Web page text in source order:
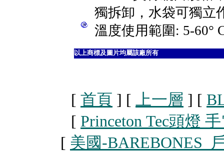
獨拆卸，水袋可獨立
溫度使用範圍: 5-60°
以上商標及圖片均屬該廠所有
[ 首頁 ] [ 上一層 ] [
[ Princeton Tec頭燈
[ 美國-BAREBONES